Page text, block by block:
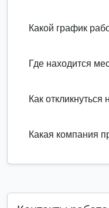
Какой график
Где находится
Как откликнуться
Какая компания